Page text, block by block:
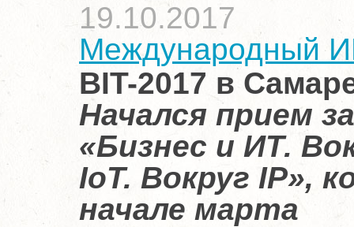
19.10.2017
Международный
BIT-2017 в
Начался прием
«Бизнес и ИТ.
IoT. Вокруг IP»,
начале марта